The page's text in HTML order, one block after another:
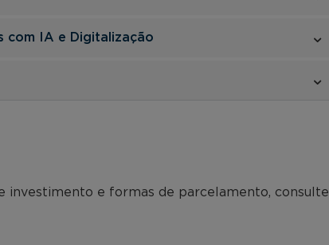
com IA e Digitalização
investimento e formas de parcelamento, consulte